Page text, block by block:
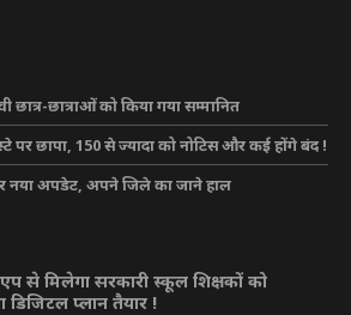
छात्र-छात्राओं को किया गया सम्मानित
पर छापा, 150 से ज्यादा को नोटिस और कई होंगे बंद !
नया अपडेट, अपने जिले का जाने हाल
से मिलेगा सरकारी स्कूल शिक्षकों को
प्लान तैयार !